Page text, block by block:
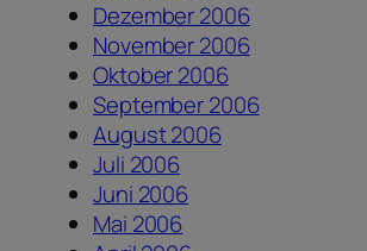
Dezember 2006
November 2006
Oktober 2006
September 2006
August 2006
Juli 2006
Juni 2006
Mai 2006